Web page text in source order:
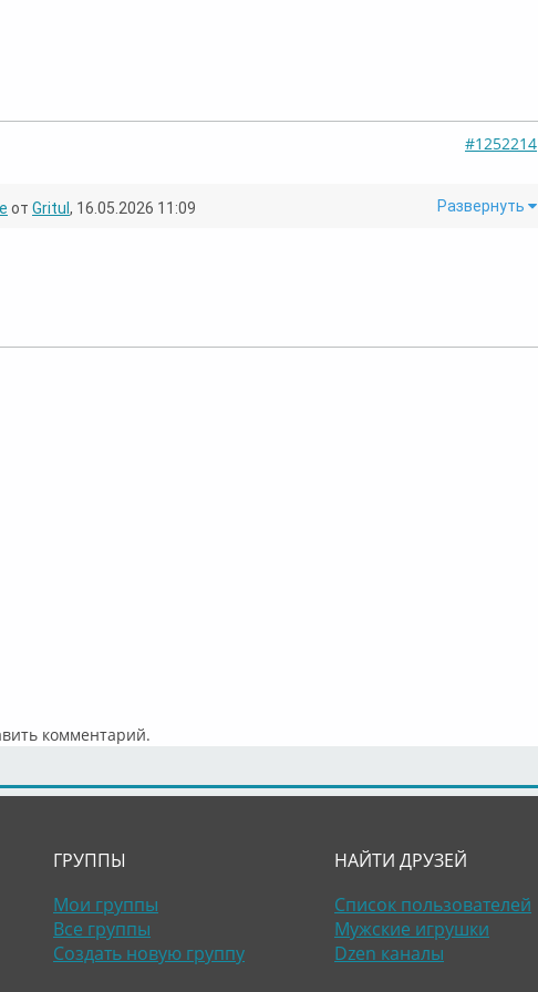
#1252214
Развернуть
от Gritul , 16.05.2026 11:09
комментарий.
ГРУППЫ
Мои группы
Все группы
Создать новую группу
НАЙТИ ДРУЗЕЙ
Список пользователей
Мужские игрушки
Dzen каналы